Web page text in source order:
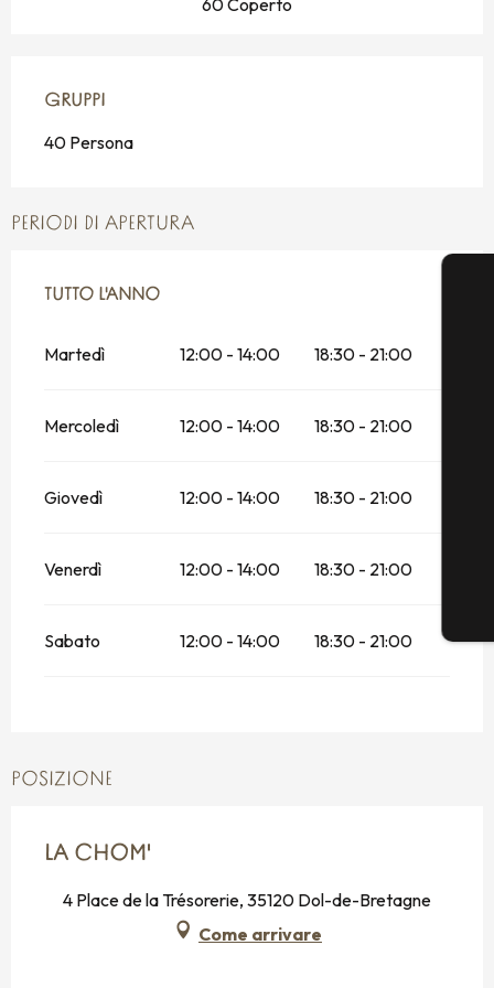
60 Coperto
GRUPPI
GRUPPI
40 Persona
PERIODI DI APERTURA
TUTTO L'ANNO
TUTTO L'ANNO
Martedì 12:00 - 14:00 18:30 - 21:00
Mercoledì 12:00 - 14:00 18:30 - 21:00
Giovedì 12:00 - 14:00 18:30 - 21:00
Venerdì 12:00 - 14:00 18:30 - 21:00
Sabato 12:00 - 14:00 18:30 - 21:00
POSIZIONE
LA CHOM'
4 Place de la Trésorerie, 35120 Dol-de-Bretagne
Come arrivare